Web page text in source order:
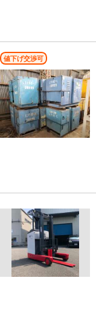
値下げ交渉可